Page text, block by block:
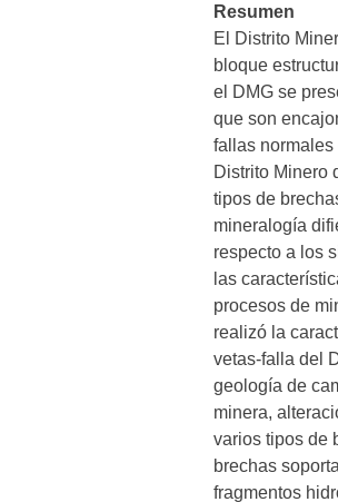
Resumen
El Distrito
bloque
el DMG se
que son
fallas normales
Distrito Minero
tipos de
mineralogía
respecto a los
las
procesos de
realizó la
vetas-falla del
geología de
minera,
varios tipos de
brechas
fragmentos